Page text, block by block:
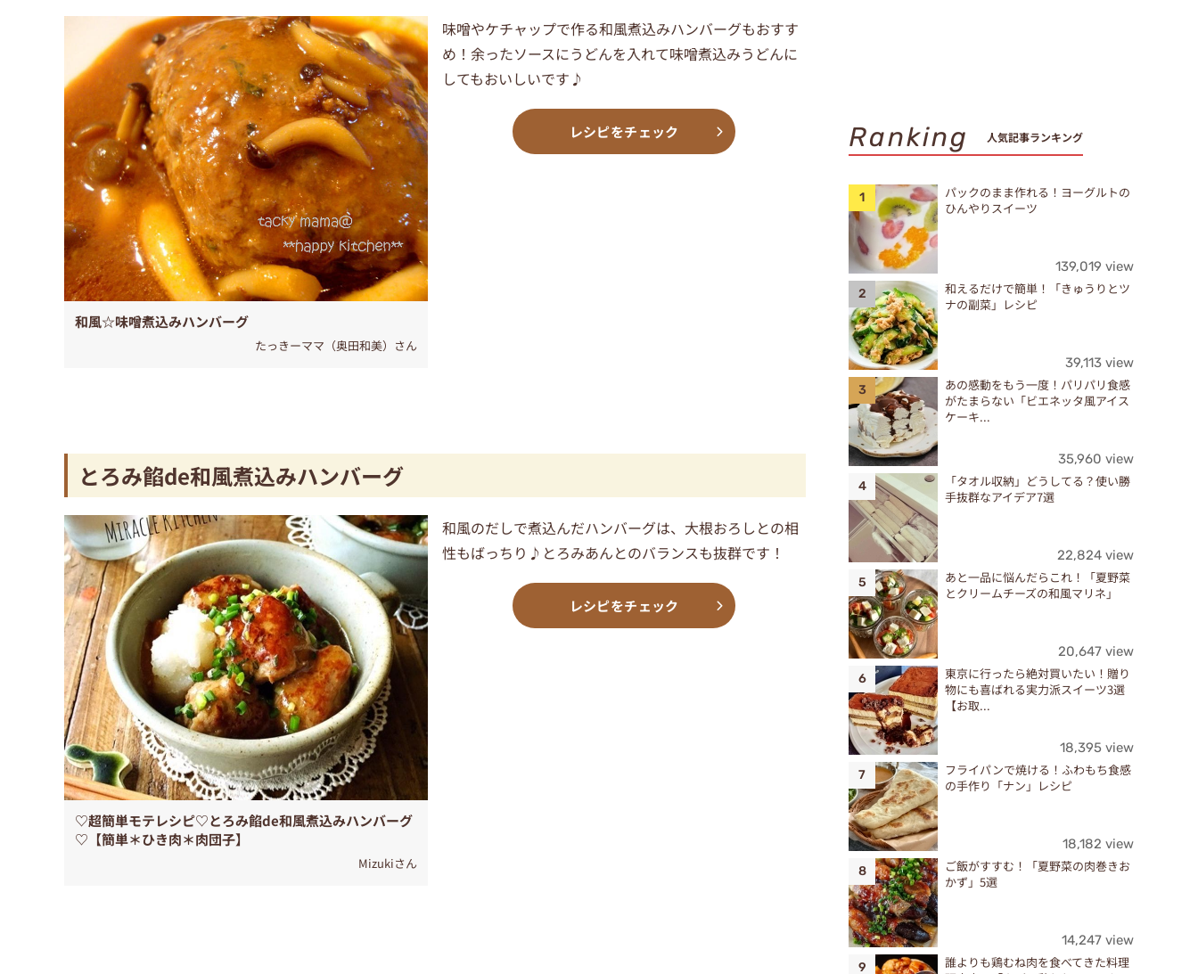
和風☆味噌煮込みハンバーグ
たっきーママ（奥田和美）さん
味噌やケチャップで作る和風煮込みハンバーグもおすす
め！余ったソースにうどんを入れて味噌煮込みうどんに
してもおいしいです♪
レシピをチェック
とろみ餡de和風煮込みハンバーグ
♡超簡単モテレシピ♡とろみ餡de和風煮込みハンバーグ
♡【簡単＊ひき肉＊肉団子】
Mizukiさん
和風のだしで煮込んだハンバーグは、大根おろしとの相
性もばっちり♪とろみあんとのバランスも抜群です！
レシピをチェック
Ranking 人気記事ランキング
パックのまま作れる！ヨーグルトの
ひんやりスイーツ
139,019 view
和えるだけで簡単！「きゅうりとツ
ナの副菜」レシピ
39,113 view
あの感動をもう一度！パリパリ食感
がたまらない「ビエネッタ風アイス
ケーキ...
35,960 view
「タオル収納」どうしてる？使い勝
手抜群なアイデア7選
22,824 view
あと一品に悩んだらこれ！「夏野菜
とクリームチーズの和風マリネ」
20,647 view
東京に行ったら絶対買いたい！贈り
物にも喜ばれる実力派スイーツ3選
【お取...
18,395 view
フライパンで焼ける！ふわもち食感
の手作り「ナン」レシピ
18,182 view
ご飯がすすむ！「夏野菜の肉巻きお
かず」5選
14,247 view
誰よりも鶏むね肉を食べてきた料理